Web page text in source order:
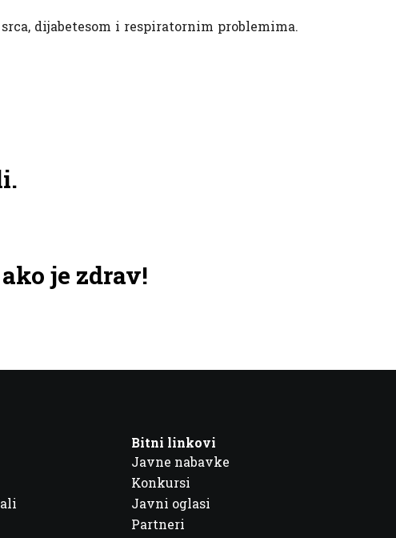
dijabetesom i respiratornim problemima.
je zdrav!
Bitni linkovi
Javne nabavke
Konkursi
Javni oglasi
Partneri